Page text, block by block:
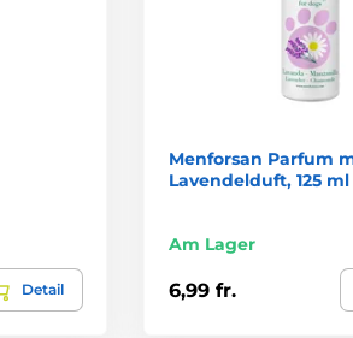
Detail
Menforsan Parfum
Lavendelduft, 125 ml
Am Lager
6,99 fr.